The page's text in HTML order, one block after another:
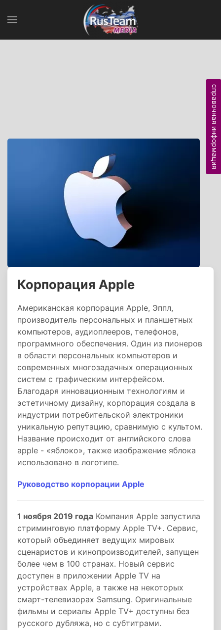
Корпорация Apple
Американская корпорация Apple, Эппл,
производитель персональных и планшетных
компьютеров, аудиоплееров, телефонов,
программного обеспечения. Один из пионеров
в области персональных компьютеров и
современных многозадачных операционных
систем с графическим интерфейсом.
Благодаря инновационным технологиям и
эстетичному дизайну, корпорация создала в
индустрии потребительской электроники
уникальную репутацию, сравнимую с культом.
Название происходит от английского слова
apple - «яблоко», также изображение яблока
использовано в логотипе.
Руководство корпорации Apple
1 ноября 2019 года Компания Apple запустила
стриминговую платформу Apple TV+. Сервис,
который объединяет ведущих мировых
сценаристов и кинопроизводителей, запущен
более чем в 100 странах. Новый сервис
доступен в приложении Apple TV на
устройствах Apple, а также на некоторых
смарт-телевизорах Samsung. Оригинальные
фильмы и сериалы Apple TV+ доступны без
русского дубляжа, но с субтитрами.
справочная информация